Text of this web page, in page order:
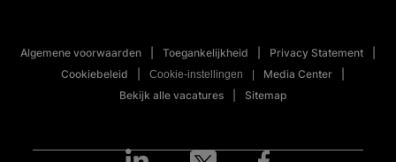
Algemene voorwaarden Toegankelijkheid
Privacy Statement
Cookiebeleid
Cookie-instellingen
Media Center
Bekijk alle vacatures
Sitemap